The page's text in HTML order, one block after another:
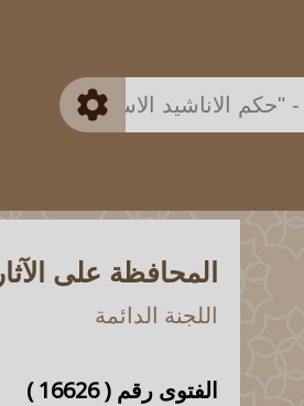
متقدم
المحافظة على الآثار
اللجنة الدائمة
الفتوى رقم (16626
)